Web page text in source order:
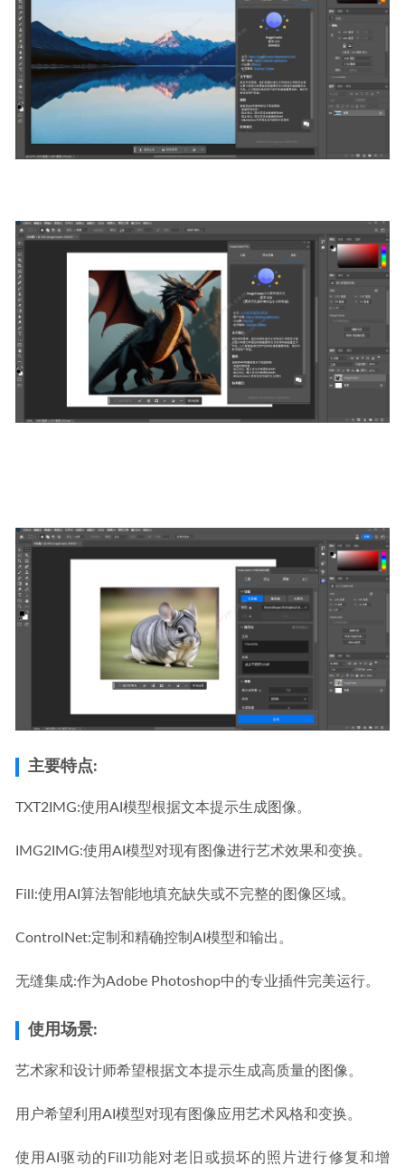
主要特点:
TXT2IMG:使用AI模型根据文本提示生成图像。
IMG2IMG:使用AI模型对现有图像进行艺术效果和变换。
Fill:使用AI算法智能地填充缺失或不完整的图像区域。
ControlNet:定制和精确控制AI模型和输出。
无缝集成:作为Adobe Photoshop中的专业插件完美运行。
使用场景:
艺术家和设计师希望根据文本提示生成高质量的图像。
用户希望利用AI模型对现有图像应用艺术风格和变换。
使用AI驱动的Fill功能对老旧或损坏的照片进行修复和增